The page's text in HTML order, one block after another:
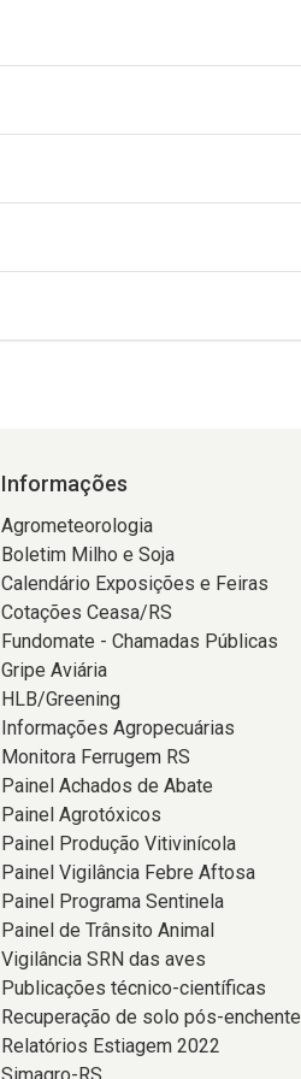
Informações
Agrometeorologia
Boletim Milho e Soja
Calendário Exposições e Feiras
Cotações Ceasa/RS
Fundomate - Chamadas Públicas
Gripe Aviária
HLB/Greening
Informações Agropecuárias
Monitora Ferrugem RS
Painel Achados de Abate
Painel Agrotóxicos
Painel Produção Vitivinícola
Painel Vigilância Febre Aftosa
Painel Programa Sentinela
Painel de Trânsito Animal
Vigilância SRN das aves
Publicações técnico-científicas
Recuperação de solo pós-enchente
Relatórios Estiagem 2022